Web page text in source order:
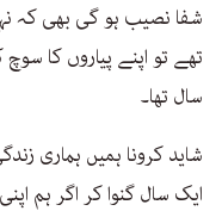
شفا نصیب ہو گی بھی کہ
تھے تو اپنے پیاروں کا
سال تھا۔
شاید کرونا ہمیں ہماری
ایک سال گنوا کر اگر ہم